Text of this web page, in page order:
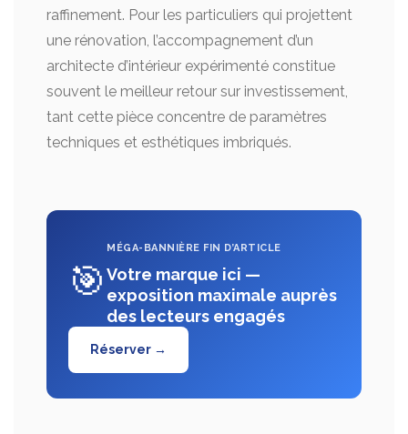
raffinement. Pour les particuliers qui projettent
une rénovation, l’accompagnement d’un
architecte d’intérieur expérimenté constitue
souvent le meilleur retour sur investissement,
tant cette pièce concentre de paramètres
techniques et esthétiques imbriqués.
🎯
MÉGA-BANNIÈRE FIN D’ARTICLE
Votre marque ici —
exposition maximale auprès
des lecteurs engagés
Réserver →